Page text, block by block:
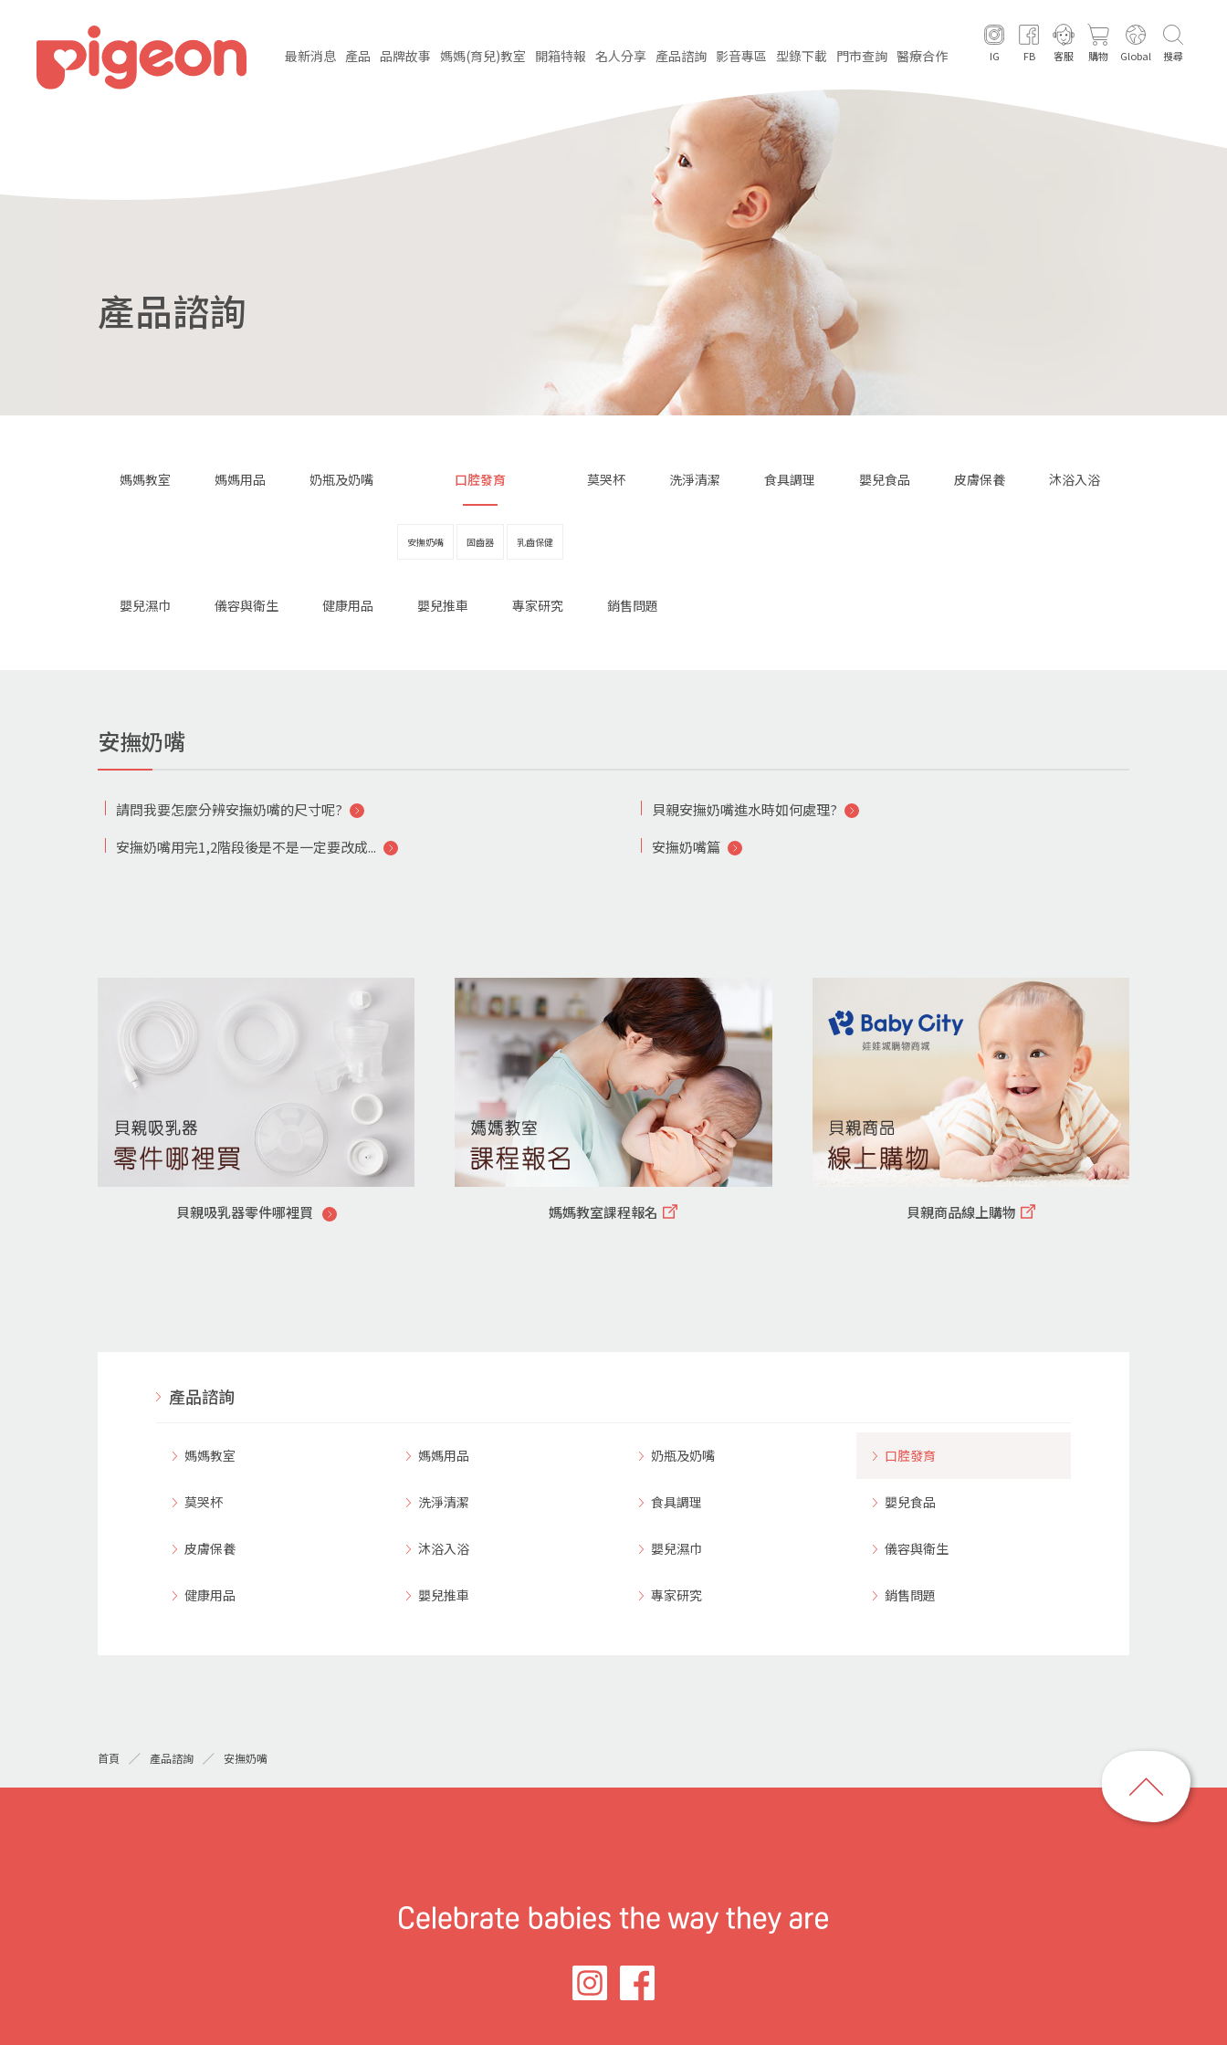
最新消息 產品 品牌故事 媽媽(育兒)教室 開箱特報 名人分享 產品諮詢 影音專區 型錄下載 門市查詢 醫療合作 IG FB 客服 購物 Global 搜尋
產品諮詢
媽媽教室 媽媽用品 奶瓶及奶嘴 口腔發育
安撫奶嘴 固齒器 乳齒保健
莫哭杯 洗淨清潔 食具調理 嬰兒食品 皮膚保養 沐浴入浴
嬰兒濕巾 儀容與衛生 健康用品 嬰兒推車 專家研究 銷售問題
安撫奶嘴
請問我要怎麼分辨安撫奶嘴的尺寸呢?
貝親安撫奶嘴進水時如何處理?
安撫奶嘴用完1,2階段後是不是一定要改成...
安撫奶嘴篇
貝親吸乳器零件哪裡買 媽媽教室課程報名 貝親商品線上購物
產品諮詢
媽媽教室 媽媽用品 奶瓶及奶嘴 口腔發育
莫哭杯 洗淨清潔 食具調理 嬰兒食品
皮膚保養 沐浴入浴 嬰兒濕巾 儀容與衛生
健康用品 嬰兒推車 專家研究 銷售問題
首頁 產品諮詢 安撫奶嘴
回
到
頁